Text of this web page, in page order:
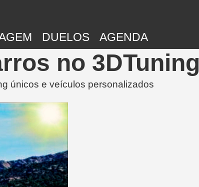
DUELOS AGENDA
no 3DTuning
únicos e veículos personalizados